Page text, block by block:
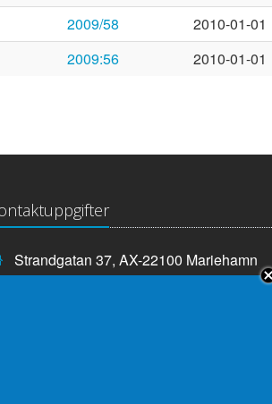
2009/58
2010-01-01
2009:56 2010-01-01
Strandgatan 37, AX-22100 Mariehamn